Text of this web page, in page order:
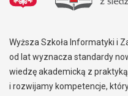
Wyższa Szkoła Informatyki i
od lat wyznacza standardy
wiedzę akademicką z
i rozwijamy kompetencje,